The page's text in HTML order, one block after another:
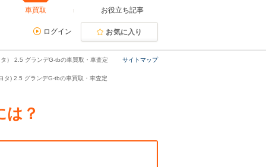
車買取 お役立ち記事
ログイン お気に入り
サイトマップ
） 2.5 グランデG-tbの車買取・車査定
タ) 2.5 グランデG-tbの車買取・車査定
は？